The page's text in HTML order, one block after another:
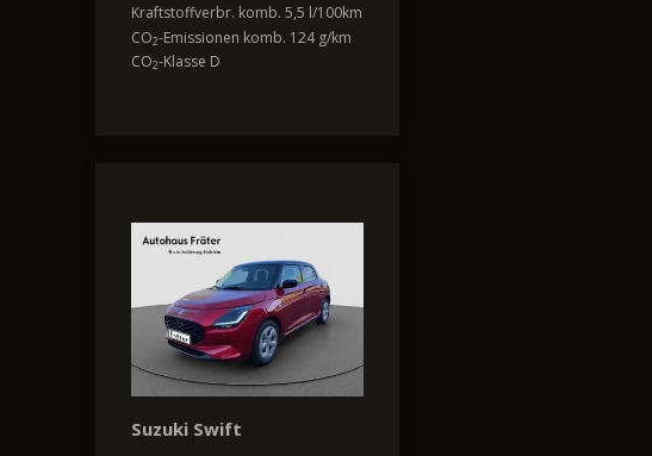
Kraftstoffverbr. komb. 5,5 l/100km
CO2-Emissionen komb. 124 g/km
CO2-Klasse D
Suzuki Swift